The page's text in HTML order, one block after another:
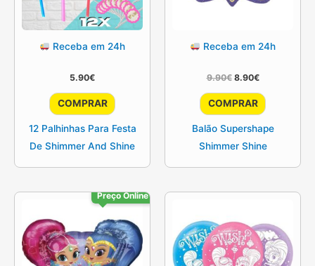
Receba em 24h
5.90€
COMPRAR
12 Palhinhas Para Festa
De Shimmer And Shine
Receba em 24h
9.90€ O
original
era:
8.90€O
atual
é:
COMPRAR
Balão Supershape
Shimmer Shine
Preço Online